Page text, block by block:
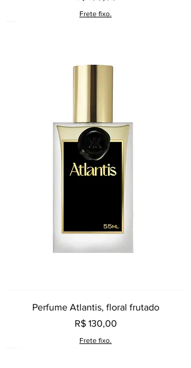
Frete fixo.
Perfume Atlantis, floral frutado
Preço
R$ 130,00
Frete fixo.